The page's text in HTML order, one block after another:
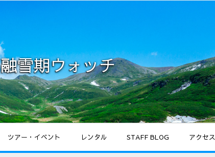
期ウォッチ
ツアー・イベント レンタル STAFF BLOG アクセス